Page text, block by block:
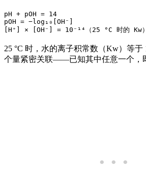
pH + pOH = 14
pOH = −log₁₀[OH⁻]
25 °C 时，水的离子积常数（Kw）等于
个量紧密关联——已知其中任意一个，